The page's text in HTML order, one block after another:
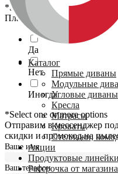
*Select one or more options
Планируете ли вы
Да
Нет
Иногда
*Select one or more options
Отправим в мессенджер
скидки и промокод на
Ваше имя
Ваш телефон
Каталог
Прямые диваны
Модульные
Угловые диваны
Кресла
Матрасы
Кровати
Стеллажи,
Акции
Продуктовые линейки
Рассрочка от магазина